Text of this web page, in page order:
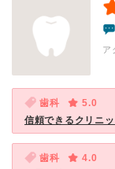
ア
歯科
5.0
信頼できるクリニッ
歯科
4.0